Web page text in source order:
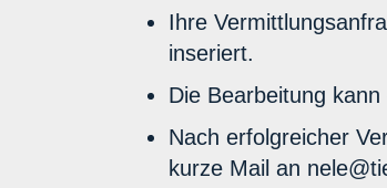
Ihre
inseriert.
Die Bearbeitung
Nach erfolgreicher
kurze Mail an